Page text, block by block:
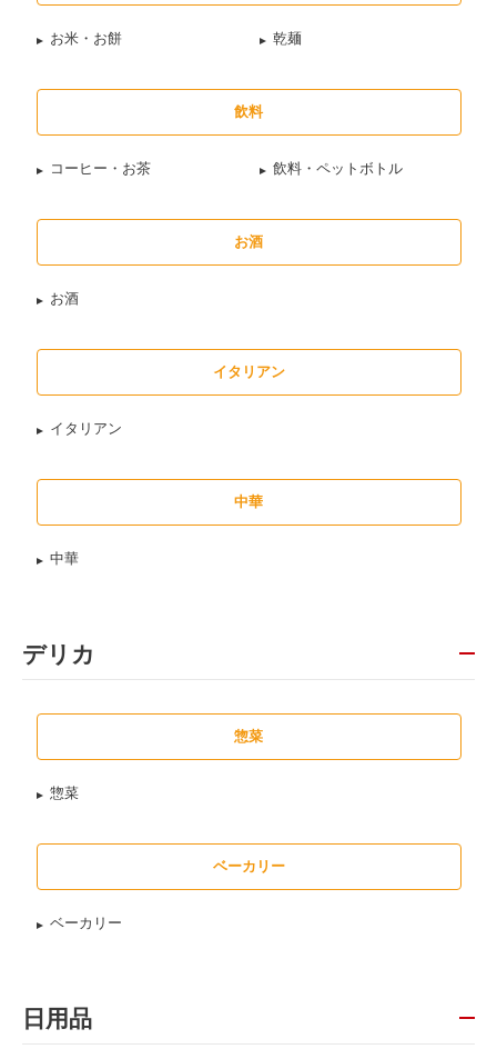
お米・お餅 乾麺
飲料
コーヒー・お茶 飲料・ペットボトル
お酒
お酒
イタリアン
イタリアン
中華
中華
デリカ
惣菜
惣菜
ベーカリー
ベーカリー
日用品